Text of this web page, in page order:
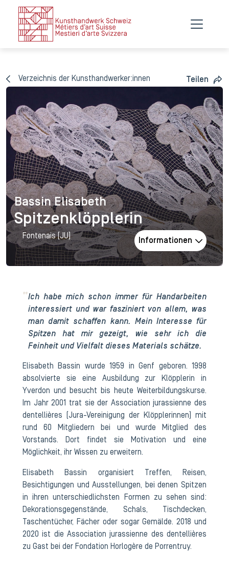
Verzeichnis der Kunsthandwerker:innen Teilen
Bassin Elisabeth
Bassin Elisabeth
Spitzenklöpplerin
Fontenais (JU)
Informationen
Ich habe mich schon immer für Handarbeiten
interessiert und war fasziniert von allem, was
man damit schaffen kann. Mein Interesse für
Spitzen hat mir gezeigt, wie sehr ich die
Feinheit und Vielfalt dieses Materials schätze.
Elisabeth Bassin wurde 1959 in Genf geboren. 1998
absolvierte sie eine Ausbildung zur Klöpplerin in
Yverdon und besucht bis heute Weiterbildungskurse.
Im Jahr 2001 trat sie der Association jurassienne des
dentellières (Jura-Vereinigung der Klöpplerinnen) mit
rund 60 Mitgliedern bei und wurde Mitglied des
Vorstands. Dort findet sie Motivation und eine
Möglichkeit, ihr Wissen zu erweitern.
Elisabeth Bassin organisiert Treffen, Reisen,
Besichtigungen und Ausstellungen, bei denen Spitzen
in ihren unterschiedlichsten Formen zu sehen sind:
Dekorationsgegenstände, Schals, Tischdecken,
Taschentücher, Fächer oder sogar Gemälde. 2018 und
2020 ist die Association jurassienne des dentellières
zu Gast bei der Fondation Horlogère de Porrentruy.